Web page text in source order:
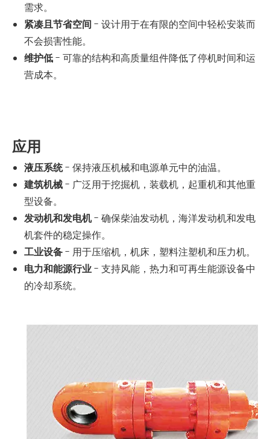
需求。
紧凑且节省空间 - 设计用于在有限的空间中轻松安装而
不会损害性能。
维护低- 可靠的结构和高质量组件降低了停机时间和运
营成本。
应用
液压系统- 保持液压机械和电源单元中的油温。
建筑机械- 广泛用于挖掘机，装载机，起重机和其他重
型设备。
发动机和发电机- 确保柴油发动机，海洋发动机和发电
机套件的稳定操作。
工业设备- 用于压缩机，机床，塑料注塑机和压力机。
电力和能源行业- 支持风能，热力和可再生能源设备中
的冷却系统。